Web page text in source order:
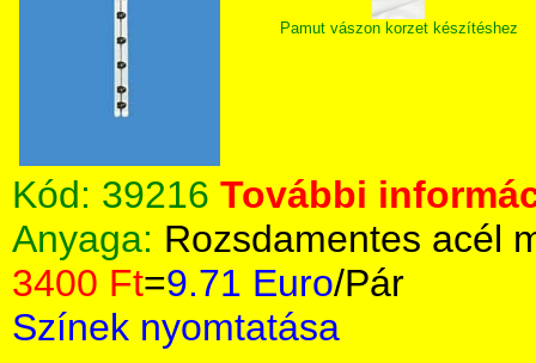
Pamut vászon korzet készítéshez
Kód: 39216 További
Anyaga: Rozsdamentes acél
3400 Ft=9.71 Euro/Pár
Színek nyomtatása